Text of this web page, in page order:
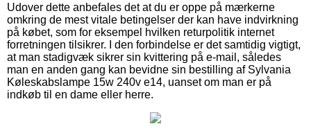
Udover dette anbefales det at du er oppe på mærkerne
omkring de mest vitale betingelser der kan have indvirkning
på købet, som for eksempel hvilken returpolitik internet
forretningen tilsikrer. I den forbindelse er det samtidig vigtigt,
at man stadigvæk sikrer sin kvittering på e-mail, således
man en anden gang kan bevidne sin bestilling af Sylvania
Køleskabslampe 15w 240v e14, uanset om man er på
indkøb til en dame eller herre.